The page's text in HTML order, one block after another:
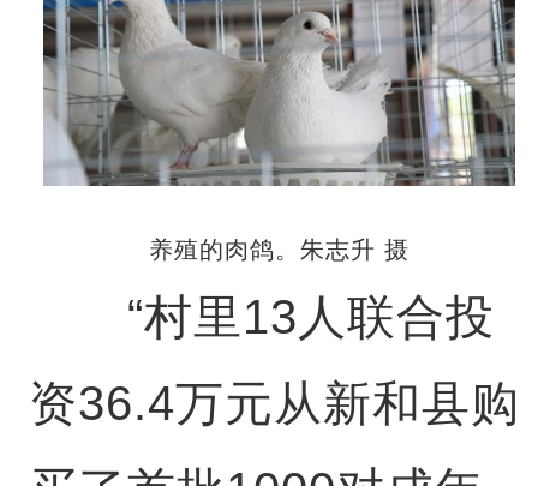
养殖的肉鸽。朱志升 摄
“村里13人联合投
资36.4万元从新和县购